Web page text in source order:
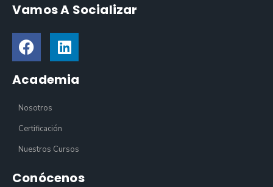
Vamos A Socializar
Academia
Nosotros
Certificación
Nuestros Cursos
Conócenos